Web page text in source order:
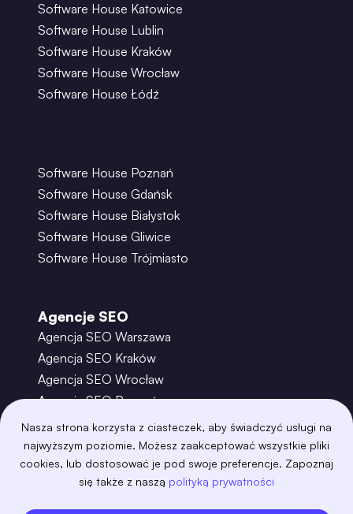
Nasza strona korzysta z ciasteczek, aby świadczyć usługi na
najwyższym poziomie. Możesz zaakceptować wszystkie pliki
cookies, lub dostosować je pod swoje preferencje. Zapoznaj
się także z naszą polityką prywatności
Software House Katowice
Software House Lublin
Software House Kraków
Software House Wrocław
Software House Łódź
Software House Poznań
Software House Gdańsk
Software House Białystok
Software House Gliwice
Software House Trójmiasto
Agencje SEO
Agencja SEO Warszawa
Agencja SEO Kraków
Agencja SEO Wrocław
Agencja SEO Poznań
Agencja SEO Gdańsk
Agencja SEO Toruń